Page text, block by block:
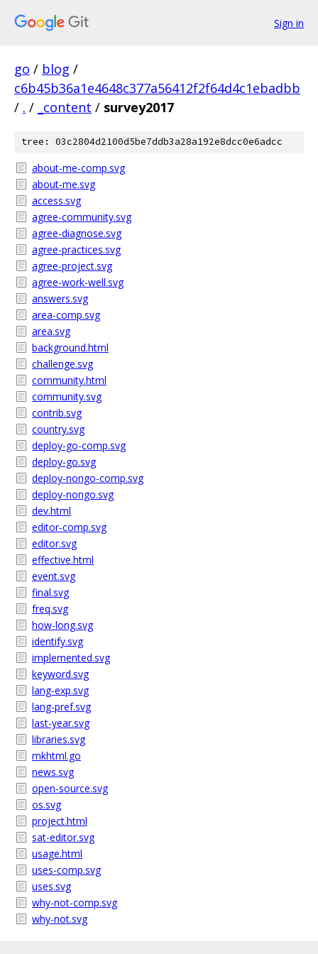
Sign in
go / blog /
c6b45b36a1e4648c377a56412f2f64d4c1ebadbb
/ . / _content / survey2017
tree: 03c2804d2100d5be7ddb3a28a192e8dcc0e6adcc
about-me-comp.svg
about-me.svg
access.svg
agree-community.svg
agree-diagnose.svg
agree-practices.svg
agree-project.svg
agree-work-well.svg
answers.svg
area-comp.svg
area.svg
background.html
challenge.svg
community.html
community.svg
contrib.svg
country.svg
deploy-go-comp.svg
deploy-go.svg
deploy-nongo-comp.svg
deploy-nongo.svg
dev.html
editor-comp.svg
editor.svg
effective.html
event.svg
final.svg
freq.svg
how-long.svg
identify.svg
implemented.svg
keyword.svg
lang-exp.svg
lang-pref.svg
last-year.svg
libraries.svg
mkhtml.go
news.svg
open-source.svg
os.svg
project.html
sat-editor.svg
usage.html
uses-comp.svg
uses.svg
why-not-comp.svg
why-not.svg